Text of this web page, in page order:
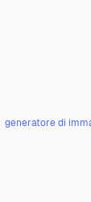
generatore di